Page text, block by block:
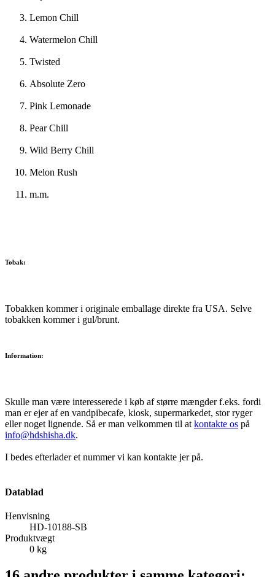
Lemon Chill
Watermelon Chill
Twisted
Absolute Zero
Pink Lemonade
Pear Chill
Wild Berry Chill
Melon Rush
m.m.
Tobak:
Tobakken kommer i originale emballage direkte fra USA. Selve
tobakken kommer i gul/brunt.
Information:
Skulle man være interesserede i køb af større mængder f.eks. fordi
man er ejer af en vandpibecafe, kiosk, supermarkedet, stor ryger
eller noget lignende. Så er man velkommen til at kontakte os på
info@hdshisha.dk.
I bedes efterlader et nummer vi kan kontakte jer på.
Datablad
Henvisning
HD-10188-SB
Produktvægt
0 kg